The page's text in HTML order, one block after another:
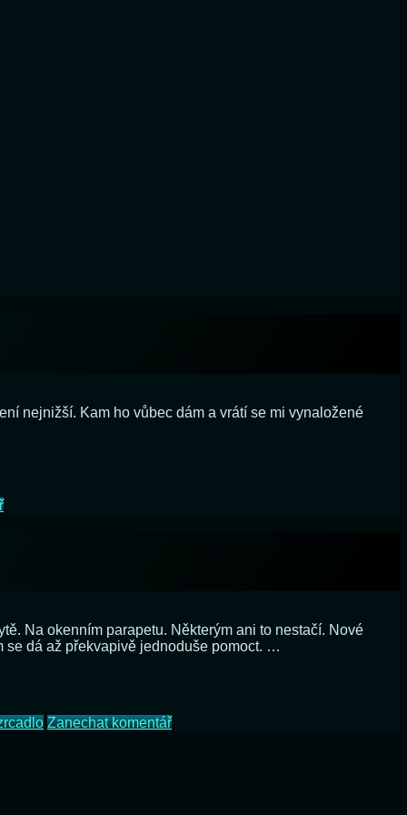
nejnižší. Kam ho vůbec dám a vrátí se mi vynaložené
na
Na okenním parapetu. Některým ani to nestačí. Nové
se dá až překvapivě jednoduše pomoct. …
Zanechat komentářna